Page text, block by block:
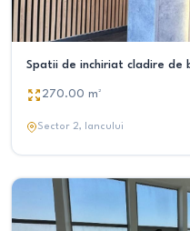
Spatii de inchiriat cladire de
270.00 m²
Sector 2, Iancului